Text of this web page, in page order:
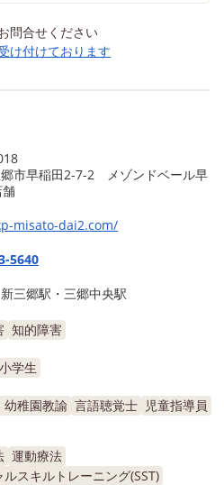
問合せください
け付けております
市早稲田2-7-2 メゾンドベール早
舗
misato-dai2.com/
5640
三郷駅・三郷中央駅
知的障害
小学生
幼稚園教諭 言語聴覚士 児童指導員
運動療法
ルスキルトレーニング(SST)